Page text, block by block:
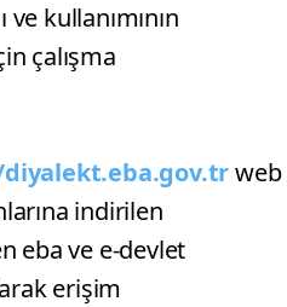
ve kullanımının
çalışma
web
indirilen
eba ve e-devlet
erişim